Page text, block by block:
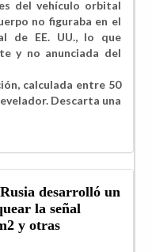
del vehículo orbital
no figuraba en el
de EE. UU., lo que
y no anunciada del
calculada entre 50
Descarta una
desarrolló un
la señal
y otras